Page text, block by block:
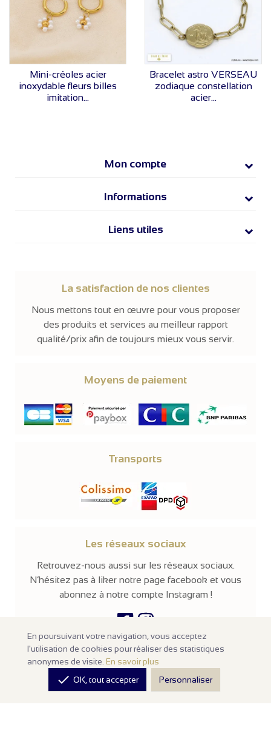
VOIR LE PRIX
Mini-créoles acier
inoxydable fleurs billes
imitation...
VOIR LE PRIX
Bracelet astro VERSEAU
zodiaque constellation
acier...
Mon compte
Informations
Liens utiles
La satisfaction de nos clientes
Nous mettons tout en œuvre pour vous proposer
des produits et services au meilleur rapport
qualité/prix afin de toujours mieux vous servir.
Moyens de paiement
Transports
Les réseaux sociaux
Retrouvez-nous aussi sur les réseaux sociaux.
N’hésitez pas à liker notre page facebook et vous
abonnez à notre compte Instagram !
© 2026 -Parissima-Tous droits réservés
En poursuivant votre navigation, vous acceptez
l'utilisation de cookies pour réaliser des statistiques
anonymes de visite. En savoir plus
 OK, tout accepter Personnaliser
Notre site en ligne estréservé aux professionnels
la beauté. Les prix sont affichés hors taxes. Nos produits sont
vendus à l'unité avec un minimum d'achats de100€ HT